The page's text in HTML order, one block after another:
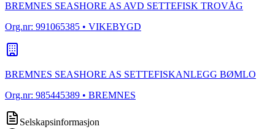
BREMNES SEASHORE AS AVD SETTEFISK TROVÅG
Org.nr: 991065385 • VIKEBYGD
BREMNES SEASHORE AS SETTEFISKANLEGG BØMLO
Org.nr: 985445389 • BREMNES
Selskapsinformasjon